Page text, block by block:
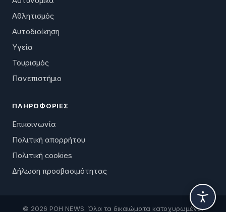
Αθλητισμός
Αυτοδιοίκηση
Υγεία
Τουρισμός
Πανεπιστήμιο
ΠΛΗΡΟΦΟΡΊΕΣ
Επικοινωνία
Πολιτική απορρήτου
Πολιτική cookies
Δήλωση προσβασιμότητας
© 2026 ΡΟΗ NEWS. Όλα τα δικαιώματα κατοχυρωμένα.